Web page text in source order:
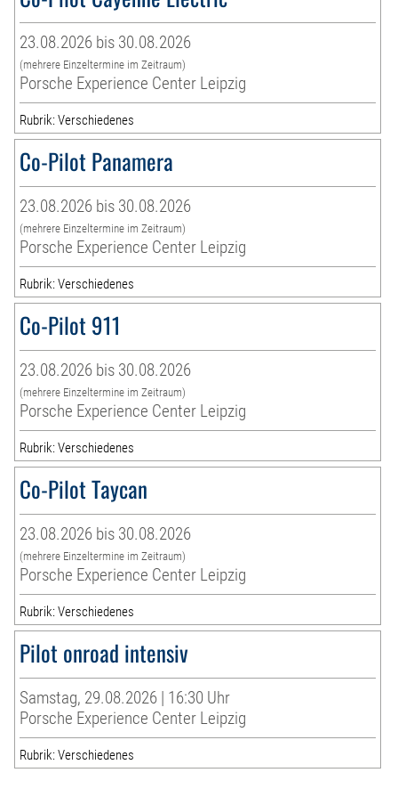
23.08.2026 bis 30.08.2026
(mehrere Einzeltermine im Zeitraum)
Porsche Experience Center Leipzig
Rubrik: Verschiedenes
Co-Pilot Panamera
23.08.2026 bis 30.08.2026
(mehrere Einzeltermine im Zeitraum)
Porsche Experience Center Leipzig
Rubrik: Verschiedenes
Co-Pilot 911
23.08.2026 bis 30.08.2026
(mehrere Einzeltermine im Zeitraum)
Porsche Experience Center Leipzig
Rubrik: Verschiedenes
Co-Pilot Taycan
23.08.2026 bis 30.08.2026
(mehrere Einzeltermine im Zeitraum)
Porsche Experience Center Leipzig
Rubrik: Verschiedenes
Pilot onroad intensiv
Samstag, 29.08.2026 | 16:30 Uhr
Porsche Experience Center Leipzig
Rubrik: Verschiedenes